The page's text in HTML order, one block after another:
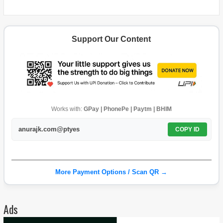
Support Our Content
Works with: GPay | PhonePe | Paytm | BHIM
anurajk.com@ptyes COPY ID
More Payment Options / Scan QR →
Ads